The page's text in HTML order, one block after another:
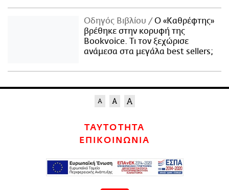
Οδηγός Βιβλίου
Ο «Καθρέφτης»
βρέθηκε στην κορυφή της
Bookvoice. Τι τον ξεχώρισε
ανάμεσα στα μεγάλα best sellers;
ΤΑΥΤΟΤΗΤΑ
ΕΠΙΚΟΙΝΩΝΙΑ